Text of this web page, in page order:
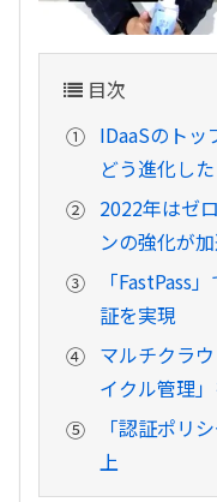
目次
IDaaSのト
どう進化した
2022年はゼ
ンの強化が
「FastPass
証を実現
マルチクラ
イクル管理
「認証ポリ
上